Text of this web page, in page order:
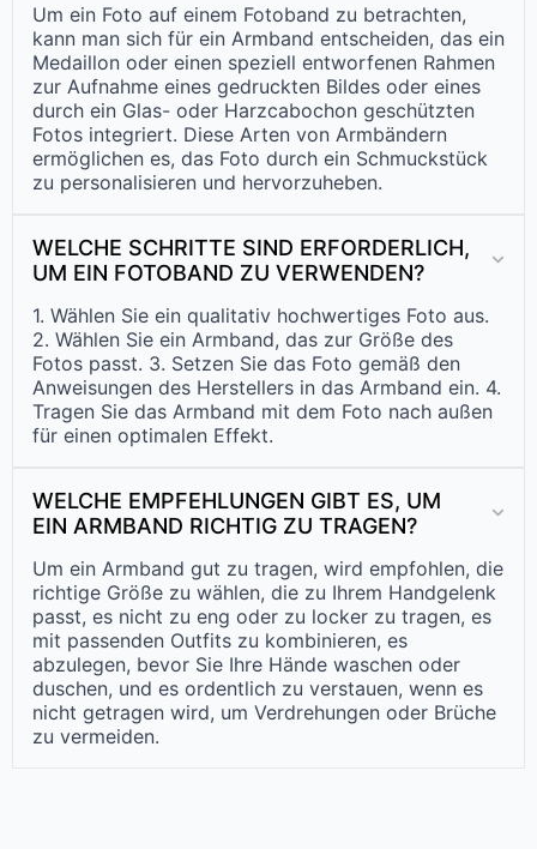
Um ein Foto auf einem Fotoband zu betrachten,
kann man sich für ein Armband entscheiden, das ein
Medaillon oder einen speziell entworfenen Rahmen
zur Aufnahme eines gedruckten Bildes oder eines
durch ein Glas- oder Harzcabochon geschützten
Fotos integriert. Diese Arten von Armbändern
ermöglichen es, das Foto durch ein Schmuckstück
zu personalisieren und hervorzuheben.
WELCHE SCHRITTE SIND ERFORDERLICH,
UM EIN FOTOBAND ZU VERWENDEN?
1. Wählen Sie ein qualitativ hochwertiges Foto aus.
2. Wählen Sie ein Armband, das zur Größe des
Fotos passt. 3. Setzen Sie das Foto gemäß den
Anweisungen des Herstellers in das Armband ein. 4.
Tragen Sie das Armband mit dem Foto nach außen
für einen optimalen Effekt.
WELCHE EMPFEHLUNGEN GIBT ES, UM
EIN ARMBAND RICHTIG ZU TRAGEN?
Um ein Armband gut zu tragen, wird empfohlen, die
richtige Größe zu wählen, die zu Ihrem Handgelenk
passt, es nicht zu eng oder zu locker zu tragen, es
mit passenden Outfits zu kombinieren, es
abzulegen, bevor Sie Ihre Hände waschen oder
duschen, und es ordentlich zu verstauen, wenn es
nicht getragen wird, um Verdrehungen oder Brüche
zu vermeiden.